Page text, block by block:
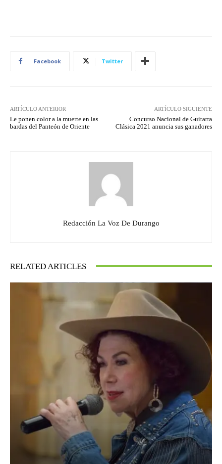
Facebook Twitter
ARTÍCULO ANTERIOR
Le ponen color a la muerte en las
bardas del Panteón de Oriente
ARTÍCULO SIGUIENTE
Concurso Nacional de Guitarra
Clásica 2021 anuncia sus ganadores
Redacción La Voz De Durango
RELATED ARTICLES